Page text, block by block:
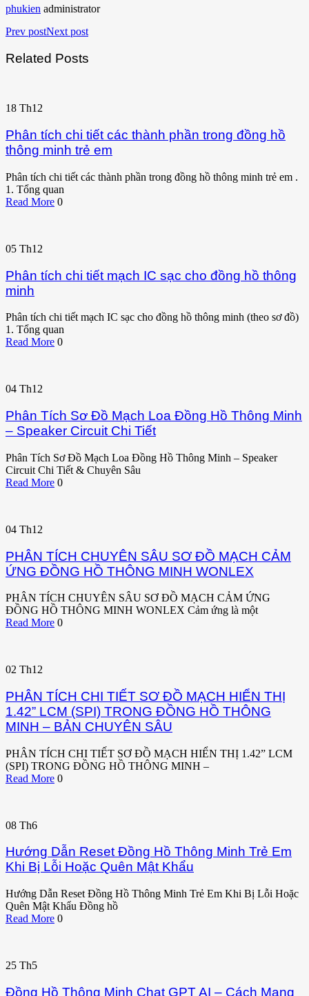
phukien administrator
Prev postNext post
Related Posts
18 Th12
Phân tích chi tiết các thành phần trong đồng hồ
thông minh trẻ em
Phân tích chi tiết các thành phần trong đồng hồ thông minh trẻ em .
1. Tổng quan
Read More 0
05 Th12
Phân tích chi tiết mạch IC sạc cho đồng hồ thông
minh
Phân tích chi tiết mạch IC sạc cho đồng hồ thông minh (theo sơ đồ)
1. Tổng quan
Read More 0
04 Th12
Phân Tích Sơ Đồ Mạch Loa Đồng Hồ Thông Minh
– Speaker Circuit Chi Tiết
Phân Tích Sơ Đồ Mạch Loa Đồng Hồ Thông Minh – Speaker
Circuit Chi Tiết & Chuyên Sâu
Read More 0
04 Th12
PHÂN TÍCH CHUYÊN SÂU SƠ ĐỒ MẠCH CẢM
ỨNG ĐỒNG HỒ THÔNG MINH WONLEX
PHÂN TÍCH CHUYÊN SÂU SƠ ĐỒ MẠCH CẢM ỨNG
ĐỒNG HỒ THÔNG MINH WONLEX Cảm ứng là một
Read More 0
02 Th12
PHÂN TÍCH CHI TIẾT SƠ ĐỒ MẠCH HIỂN THỊ
1.42” LCM (SPI) TRONG ĐỒNG HỒ THÔNG
MINH – BẢN CHUYÊN SÂU
PHÂN TÍCH CHI TIẾT SƠ ĐỒ MẠCH HIỂN THỊ 1.42” LCM
(SPI) TRONG ĐỒNG HỒ THÔNG MINH –
Read More 0
08 Th6
Hướng Dẫn Reset Đồng Hồ Thông Minh Trẻ Em
Khi Bị Lỗi Hoặc Quên Mật Khẩu
Hướng Dẫn Reset Đồng Hồ Thông Minh Trẻ Em Khi Bị Lỗi Hoặc
Quên Mật Khẩu Đồng hồ
Read More 0
25 Th5
Đồng Hồ Thông Minh Chat GPT AI – Cách Mạng